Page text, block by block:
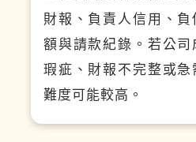
財報、負責人信用、
額與請款紀錄。若公司
瑕疵、財報不完整或
難度可能較高。